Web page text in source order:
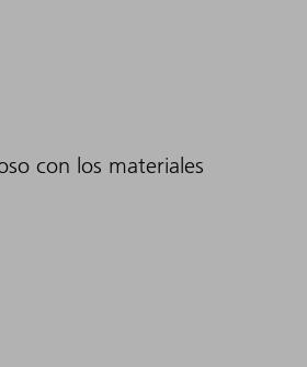
con los materiales